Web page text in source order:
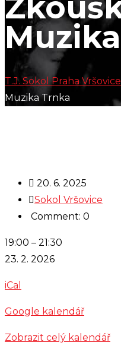
T.J. Sokol Praha Vršovice
Muzika Trnka
20. 6. 2025
Sokol Vršovice
Comment: 0
Zkouška
-
Trnka
19:00 – 21:30
23. 2. 2026
iCal
Google kalendář
Zobrazit celý kalendář